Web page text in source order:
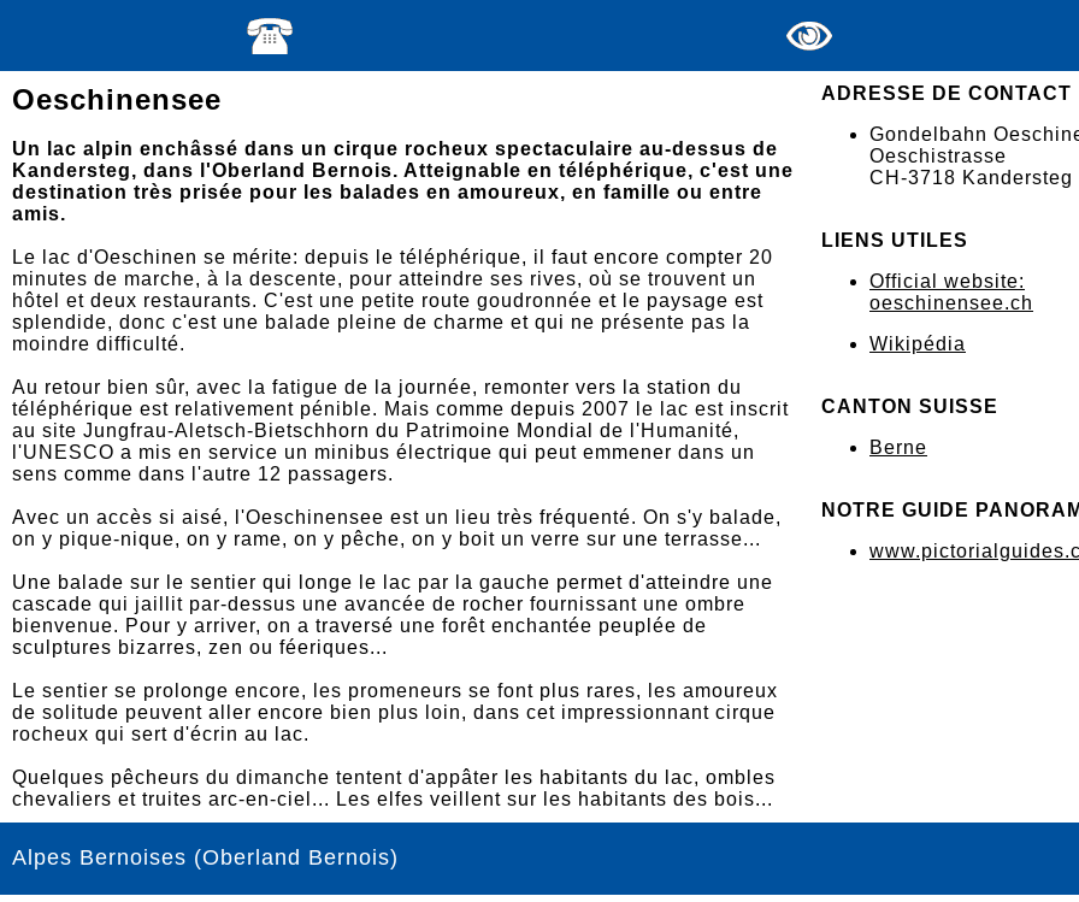
Oeschinensee
Un lac alpin enchâssé dans un cirque rocheux spectaculaire au-dessus de
Kandersteg, dans l'Oberland Bernois. Atteignable en téléphérique, c'est une
destination très prisée pour les balades en amoureux, en famille ou entre
amis.
Le lac d'Oeschinen se mérite: depuis le téléphérique, il faut encore compter 20
minutes de marche, à la descente, pour atteindre ses rives, où se trouvent un
hôtel et deux restaurants. C'est une petite route goudronnée et le paysage est
splendide, donc c'est une balade pleine de charme et qui ne présente pas la
moindre difficulté.
Au retour bien sûr, avec la fatigue de la journée, remonter vers la station du
téléphérique est relativement pénible. Mais comme depuis 2007 le lac est inscrit
au site Jungfrau-Aletsch-Bietschhorn du Patrimoine Mondial de l'Humanité,
l'UNESCO a mis en service un minibus électrique qui peut emmener dans un
sens comme dans l'autre 12 passagers.
Avec un accès si aisé, l'Oeschinensee est un lieu très fréquenté. On s'y balade,
on y pique-nique, on y rame, on y pêche, on y boit un verre sur une terrasse...
Une balade sur le sentier qui longe le lac par la gauche permet d'atteindre une
cascade qui jaillit par-dessus une avancée de rocher fournissant une ombre
bienvenue. Pour y arriver, on a traversé une forêt enchantée peuplée de
sculptures bizarres, zen ou féeriques...
Le sentier se prolonge encore, les promeneurs se font plus rares, les amoureux
de solitude peuvent aller encore bien plus loin, dans cet impressionnant cirque
rocheux qui sert d'écrin au lac.
Quelques pêcheurs du dimanche tentent d'appâter les habitants du lac, ombles
chevaliers et truites arc-en-ciel... Les elfes veillent sur les habitants des bois...
ADRESSE DE CONTACT
Gondelbahn
Oeschistrasse
CH-3718 Kandersteg
LIENS UTILES
Official website:
oeschinensee.ch
Wikipédia
CANTON SUISSE
Berne
NOTRE GUIDE
Alpes Bernoises (Oberland Bernois)